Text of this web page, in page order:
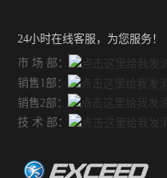
24小时在线客服，为您服务！
市 场 部：
销售1部：
销售2部：
技 术 部：